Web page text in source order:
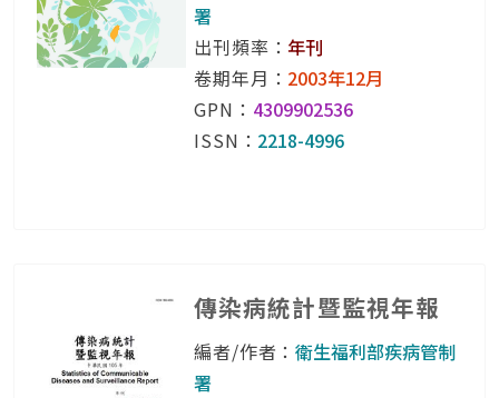
署
出刊頻率： 年刊
卷期年月： 2003年12月
GPN： 4309902536
ISSN： 2218-4996
傳染病統計暨監視年報
編者/作者：衛生福利部疾病管制
署